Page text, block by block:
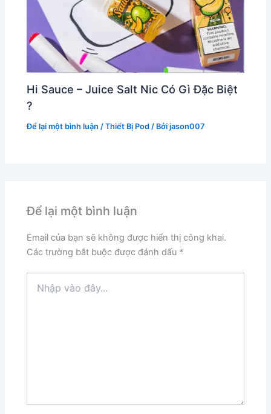
Hi Sauce – Juice Salt Nic Có Gì Đặc Biệt
?
Để lại một bình luận /Thiết Bị Pod / Bởijason007
Để lại một bình luận
Email của bạn sẽ không được hiển thị công khai.
Các trường bắt buộc được đánh dấu *
vào